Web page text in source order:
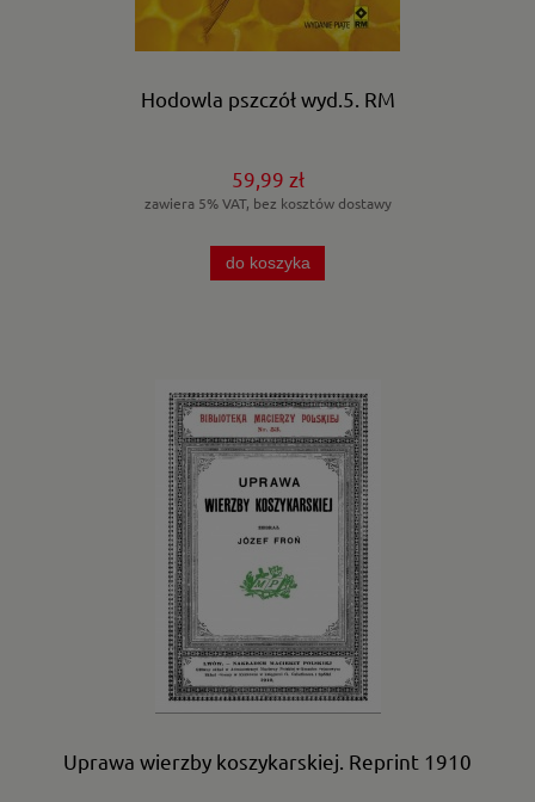
Hodowla pszczół wyd.5. RM
59,99 zł
zawiera 5% VAT, bez kosztów dostawy
do koszyka
Uprawa wierzby koszykarskiej. Reprint 1910